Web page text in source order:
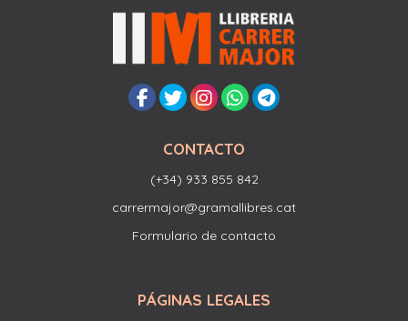
CONTACTO
(+34) 933 855 842
carrermajor@gramallibres.cat
Formulario de contacto
PÁGINAS LEGALES